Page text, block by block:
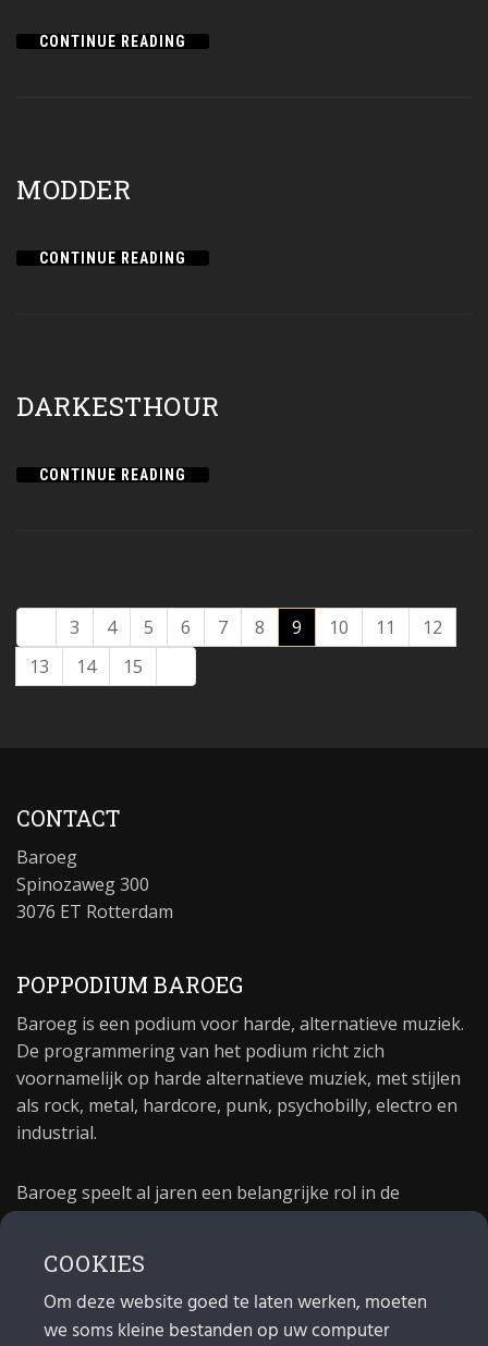
CONTINUE READING
MODDER
CONTINUE READING
DARKESTHOUR
CONTINUE READING
3 4 5 6 7 8 9 10 11
12
13
14 15
CONTACT
Baroeg
Spinozaweg 300
3076 ET Rotterdam
POPPODIUM BAROEG
Baroeg is een podium voor harde, alternatieve muziek.
De programmering van het podium richt zich
voornamelijk op harde alternatieve muziek, met stijlen
als rock, metal, hardcore, punk, psychobilly, electro en
industrial.
Baroeg speelt al jaren een belangrijke rol in de
poppodium 40 jaar.
COOKIES
Om deze website goed te laten werken, moeten
we soms kleine bestanden op uw computer